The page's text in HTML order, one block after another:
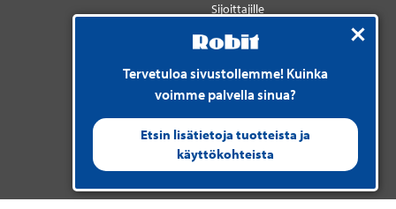
Tervetuloa sivustollemme! Kuinka
voimme palvella sinua?
Etsin lisätietoja tuotteista ja
käyttökohteista
Sijoittajille
Sosiaalinen media
LinkedIn
Instagram